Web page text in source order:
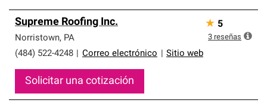
Supreme Roofing Inc.
Norristown, PA
(484) 522-4248
Correo electrónico Sitio web
Solicitar una cotización
★ 5
3 reseñas